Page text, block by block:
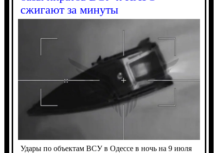
сжигают за минуты
Удары по объектам ВСУ в Одессе в ночь на 9 июля